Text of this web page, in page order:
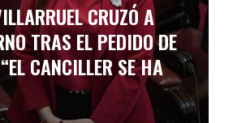
CRUZÓ A
TRAS EL PEDIDO DE
CANCILLER SE HA